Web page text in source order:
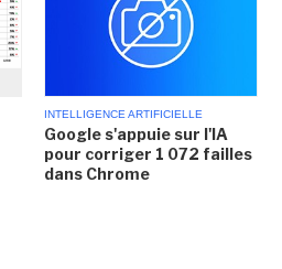
INTELLIGENCE ARTIFICIELLE
Google s'appuie sur l'IA
pour corriger 1 072 failles
dans Chrome